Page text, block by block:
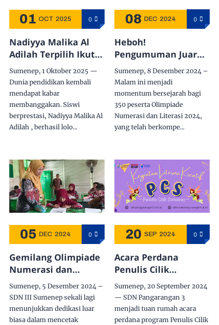
01 OCT 2025 0
Nadiyya Malika Al
Adilah Terpilih Ikuti
Pembekalan LCMB
2025 Hari Ini, 1
Oktober 2025
Sumenep, 1 Oktober 2025 —
Dunia pendidikan kembali
mendapat kabar
membanggakan. Siswi
berprestasi, Nadiyya Malika Al
Adilah , berhasil lolo...
08 DEC 2024 0
Heboh!
Pengumuman Juara
Olimpiade Numerasi
dan Literasi di Pod-
Break Pangga
Sumenep, 8 Desember 2024 –
Malam ini menjadi
momentum bersejarah bagi
350 peserta Olimpiade
Numerasi dan Literasi 2024,
yang telah berkompe...
05 DEC 2024 0
Gemilang Olimpiade
Numerasi dan
Literasi di SDN
Pangarangan III: 350
Siswa Berkompetisi
Menuju Bintang
Sumenep, 5 Desember 2024 –
SDN III Sumenep sekali lagi
menunjukkan dedikasi luar
biasa dalam mencetak
20 SEP 2024 0
Acara Perdana
Penulis Cilik
Sumenep: Langkah
Awal Menuju
Kreativitas Literasi
Sumenep, 20 September 2024
— SDN Pangarangan 3
menjadi tuan rumah acara
perdana program Penulis Cilik